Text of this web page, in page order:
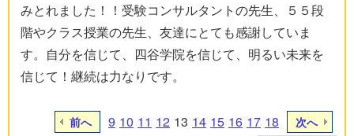
みとれました！！受験コンサルタントの先生、５５段
階やクラス授業の先生、友達にとても感謝していま
す。自分を信じて、四谷学院を信じて、明るい未来を
信じて！継続は力なりです。
前へ 9 10 11 12 13 14 15 16 17 18 次へ